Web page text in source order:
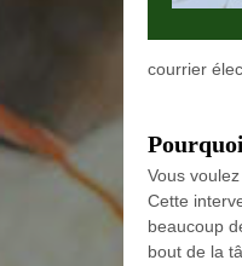
courrier
Vous
Cette
beaucoup
bout de la